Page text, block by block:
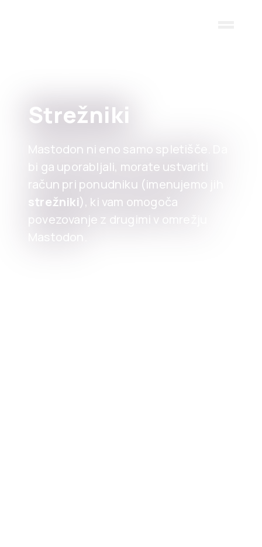
Strežniki
Mastodon ni eno samo spletišče. Da
bi ga uporabljali, morate ustvariti
račun pri ponudniku (imenujemo jih
strežniki), ki vam omogoča
povezovanje z drugimi v omrežju
Mastodon.